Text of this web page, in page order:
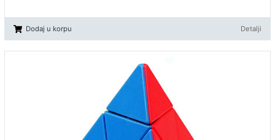
Dodaj u korpu Detalji